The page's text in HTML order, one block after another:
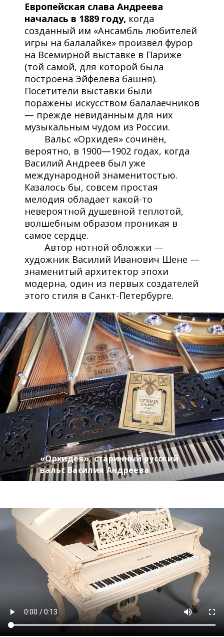
Европейская слава Андреева
началась в 1889 году, когда
созданный им «Ансамбль любителей
игры на балалайке» произвёл фурор
на Всемирной выставке в Париже
(той самой, для которой была
построена Эйфелева башня).
Посетители выставки были
поражены искусством балалаечников
— прежде невиданным для них
музыкальным чудом из России.
Вальс «Орхидея» сочинён,
вероятно, в 1900—1902 годах, когда
Василий Андреев был уже
международной знаменитостью.
Казалось бы, совсем простая
мелодия обладает какой-то
невероятной душевной теплотой,
волшебным образом проникая в
самое сердце.
Автор нотной обложки —
художник Василий Иванович Шене —
знаменитый архитектор эпохи
модерна, один из первых создателей
этого стиля в Санкт-Петербурге.
«Орхидея», старинный русский
вальс Василия Андреева